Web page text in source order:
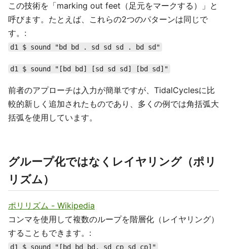
この技術を「marking out feet（足元をマークする）」と
呼びます。たとえば、これらの2つのパターンは同じで
す。:
d1 $ sound "bd bd . sd sd sd . bd sd"
d1 $ sound "[bd bd] [sd sd sd] [bd sd]"
前者のアプローチは入力が簡単ですが、TidalCyclesに比
較的新しく追加されたものであり、多くの例では角括弧大
括弧を使用しています。
グループ化ではなくレイヤリング（ポリ
リズム）
ポリリズム - Wikipedia
コンマを使用して複数のループを階層化（レイヤリング）
することもできます。:
d1 $ sound "[bd bd bd, sd cp sd cp]"